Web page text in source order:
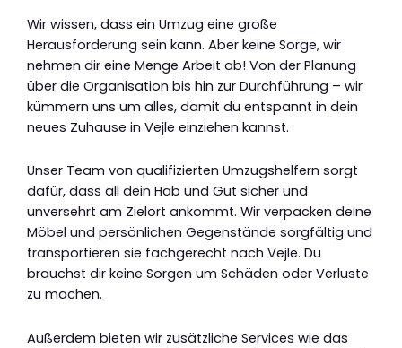
Wir wissen, dass ein Umzug eine große
Herausforderung sein kann. Aber keine Sorge, wir
nehmen dir eine Menge Arbeit ab! Von der Planung
über die Organisation bis hin zur Durchführung – wir
kümmern uns um alles, damit du entspannt in dein
neues Zuhause in Vejle einziehen kannst.
Unser Team von qualifizierten Umzugshelfern sorgt
dafür, dass all dein Hab und Gut sicher und
unversehrt am Zielort ankommt. Wir verpacken deine
Möbel und persönlichen Gegenstände sorgfältig und
transportieren sie fachgerecht nach Vejle. Du
brauchst dir keine Sorgen um Schäden oder Verluste
zu machen.
Außerdem bieten wir zusätzliche Services wie das